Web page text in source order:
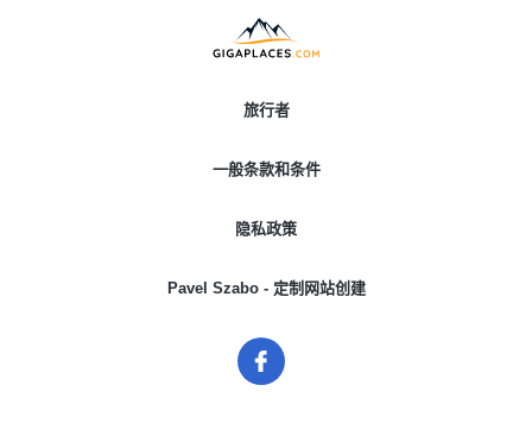
旅行者
一般条款和条件
隐私政策
Pavel Szabo - 定制网站创建